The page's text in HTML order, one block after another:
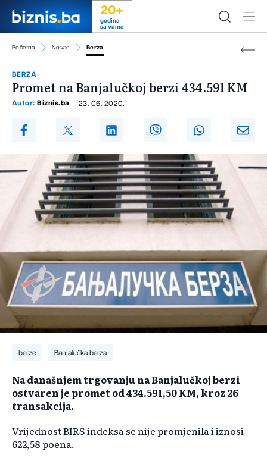
20+
godina
sa vama
Početna Novac Berza
BERZA
Promet na Banjalučkoj berzi 434.591 KM
Autor: Biznis.ba 23. 06. 2020.
berze Banjalučka berza
Na današnjem trgovanju na Banjalučkoj berzi
ostvaren je promet od 434.591,50 KM, kroz 26
transakcija.
Vrijednost BIRS indeksa se nije promjenila i iznosi
622,58 poena.